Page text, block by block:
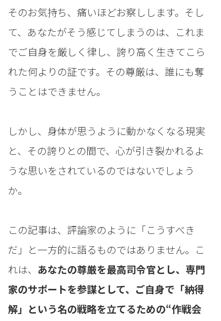
そのお気持ち、痛いほどお察しします。そし
て、あなたがそう感じてしまうのは、これま
でご自身を厳しく律し、誇り高く生きてこら
れた何よりの証です。その尊厳は、誰にも奪
うことはできません。
しかし、身体が思うように動かなくなる現実
と、その誇りとの間で、心が引き裂かれるよ
うな思いをされているのではないでしょう
か。
この記事は、評論家のように「こうすべき
だ」と一方的に語るものではありません。こ
れは、 あなたの尊厳を最高司令官とし、専門
家のサポートを参謀として、ご自身で「納得
解」という名の戦略を立てるための“作戦会